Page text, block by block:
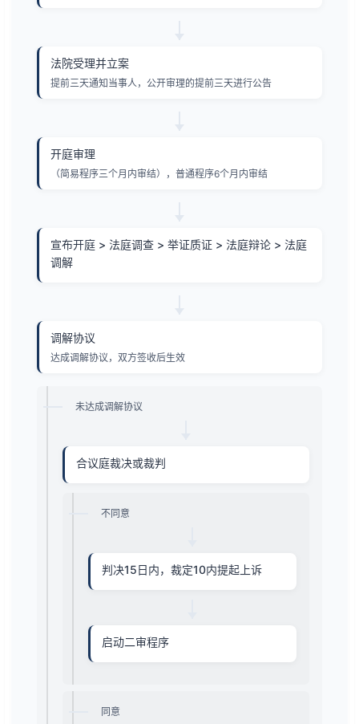
法院受理并立案
提前三天通知当事人，公开审理的提前三天进行公告
开庭审理
（简易程序三个月内审结），普通程序6个月内审结
宣布开庭 > 法庭调查 > 举证质证 > 法庭辩论 > 法庭
调解
调解协议
达成调解协议，双方签收后生效
未达成调解协议
合议庭裁决或裁判
不同意
判决15日内，裁定10内提起上诉
启动二审程序
同意